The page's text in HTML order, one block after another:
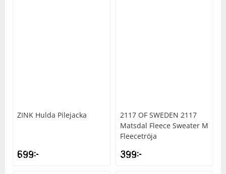
ZINK Hulda Pilejacka
699kr
2117 OF SWEDEN 2117
Matsdal Fleece Sweater M
Fleecetröja
399kr